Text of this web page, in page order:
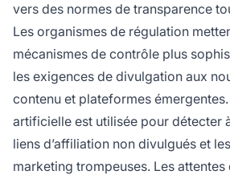
vers des normes de transparence
Les organismes de régulation
mécanismes de contrôle plus
les exigences de divulgation aux
contenu et plateformes émergentes.
artificielle est utilisée pour détecter
liens d’affiliation non divulgués et
marketing trompeuses. Les attentes